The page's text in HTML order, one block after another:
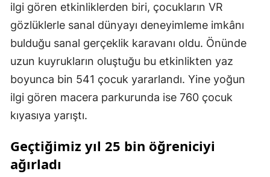
ilgi gören etkinliklerden biri, çocukların VR
gözlüklerle sanal dünyayı deneyimleme imkânı
bulduğu sanal gerçeklik karavanı oldu. Önünde
uzun kuyrukların oluştuğu bu etkinlikten yaz
boyunca bin 541 çocuk yararlandı. Yine yoğun
ilgi gören macera parkurunda ise 760 çocuk
kıyasıya yarıştı.
Geçtiğimiz yıl 25 bin öğreniciyi
ağırladı